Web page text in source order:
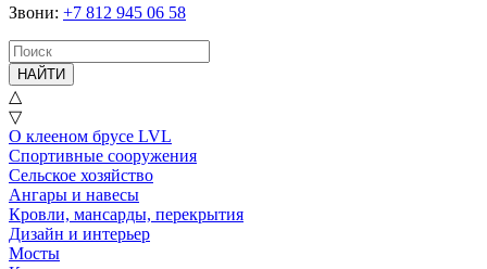
Звони: +7 812 945 06 58
НАЙТИ
△
▽
О клееном брусе LVL
Спортивные сооружения
Сельское хозяйство
Ангары и навесы
Кровли, мансарды, перекрытия
Дизайн и интерьер
Мосты